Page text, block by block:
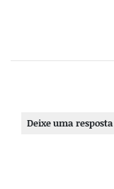
Deixe uma resposta